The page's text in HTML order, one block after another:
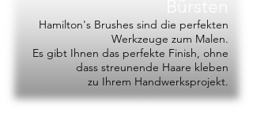
Hamilton's Brushes sind die perfekten
Werkzeuge zum Malen.
Es gibt Ihnen das perfekte Finish, ohne
dass streunende Haare kleben
zu Ihrem Handwerksprojekt.